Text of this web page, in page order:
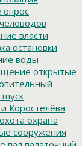
опрос
власти
остановки
воды
открытые
Коростелёва
охота охрана
сооружения